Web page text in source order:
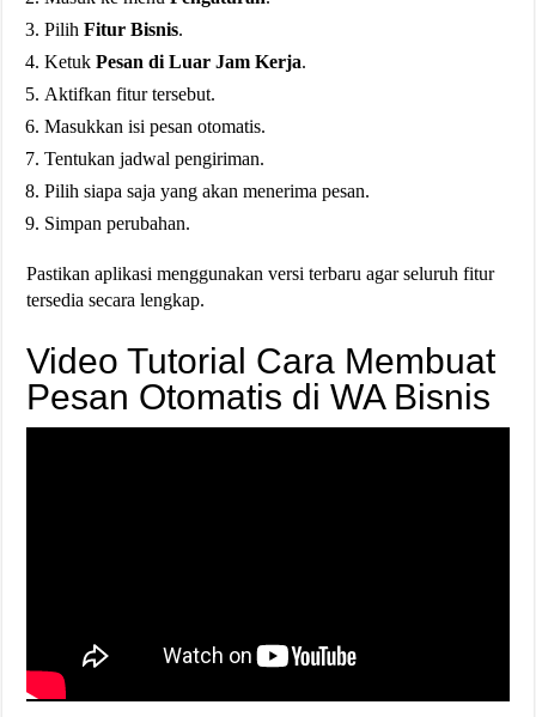
PilihFitur Bisnis.
KetukPesan di Luar Jam Kerja.
Aktifkan fitur tersebut.
Masukkan isi pesan otomatis.
Tentukan jadwal pengiriman.
Pilih siapa saja yang akan menerima pesan.
Simpan perubahan.
Pastikan aplikasi menggunakan versi terbaru agar seluruh fitur
tersedia secara lengkap.
Video Tutorial Cara Membuat
Pesan Otomatis di WA Bisnis